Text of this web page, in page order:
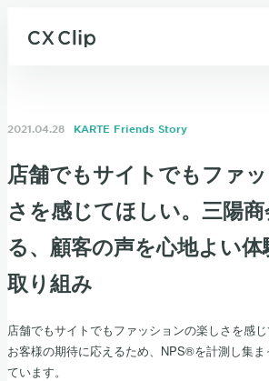
2021.04.28 KARTE Friends Story
店舗でもサイトでもファ
さを感じてほしい。三陽
る、顧客の声を心地よい
取り組み
店舗でもサイトでもファッションの楽しさを感
お客様の期待に応えるため、NPS®を計測し集
ています。